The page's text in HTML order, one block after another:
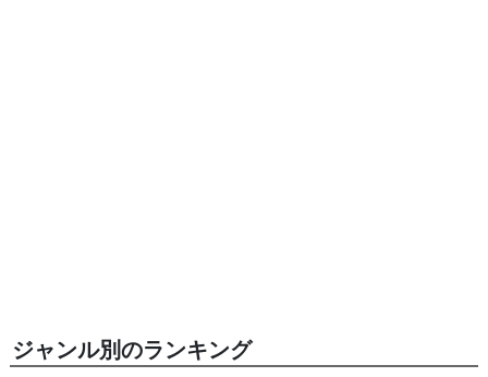
ジャンル別のランキング